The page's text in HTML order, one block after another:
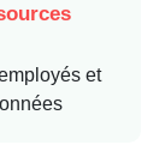
et